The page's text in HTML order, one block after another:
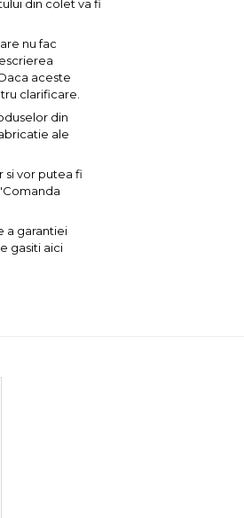
din colet va fi
nu fac
aceste
clarificare.
din
ale
si vor putea fi
a garantiei
gasiti aici